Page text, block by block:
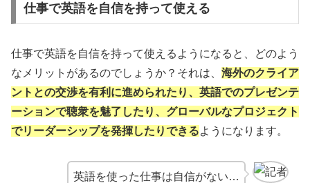
仕事で英語を自信を持って使える
仕事で英語を自信を持って使えるようになると、どのよう
なメリットがあるのでしょうか？それは、 海外のクライア
ントとの交渉を有利に進められたり、英語でのプレゼンテ
ーションで聴衆を魅了したり、グローバルなプロジェクト
でリーダーシップを発揮したりできるようになります。
英語を使った仕事は自信がない…